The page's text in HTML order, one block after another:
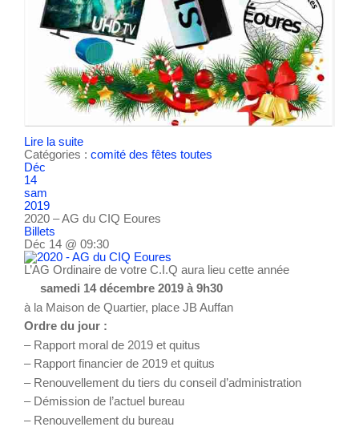
Lire la suite
Catégories : comité des fêtes toutes
Déc
14
sam
2019
2020 – AG du CIQ Eoures
Billets
Déc 14 @ 09:30
L’AG Ordinaire de votre C.I.Q aura lieu cette année
samedi 14 décembre 2019 à 9h30
à la Maison de Quartier, place JB Auffan
Ordre du jour :
– Rapport moral de 2019 et quitus
– Rapport financier de 2019 et quitus
– Renouvellement du tiers du conseil d’administration
– Démission de l’actuel bureau
– Renouvellement du bureau